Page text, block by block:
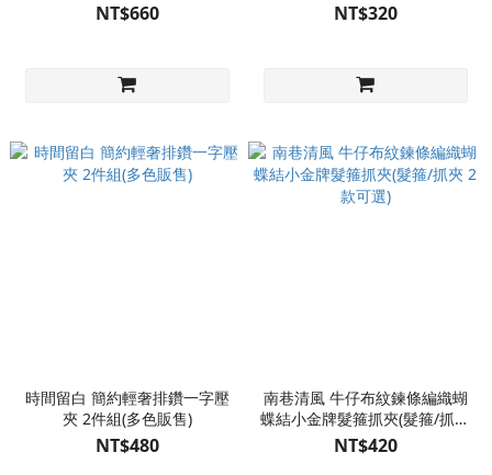
NT$660 NT$320
時間留白 簡約輕奢排鑽一字壓
夾 2件組(多色販售)
NT$480
南巷清風 牛仔布紋鍊條編織蝴
蝶結小金牌髮箍抓夾(髮箍/抓夾
2款可選)
NT$420